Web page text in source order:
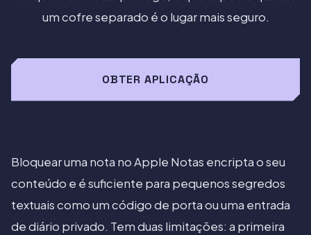
um cofre separado é o lugar mais seguro.
OBTER APLICAÇÃO
Bloquear uma nota no Apple Notas encripta o seu
conteúdo e é suficiente para pequenos segredos
textuais como um código de porta ou uma entrada
de diário privado. Tem duas limitações: a primeira